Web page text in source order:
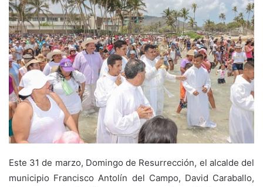
Este 31 de marzo, Domingo de Resurrección, el alcalde del
municipio Francisco Antolín del Campo, David Caraballo,